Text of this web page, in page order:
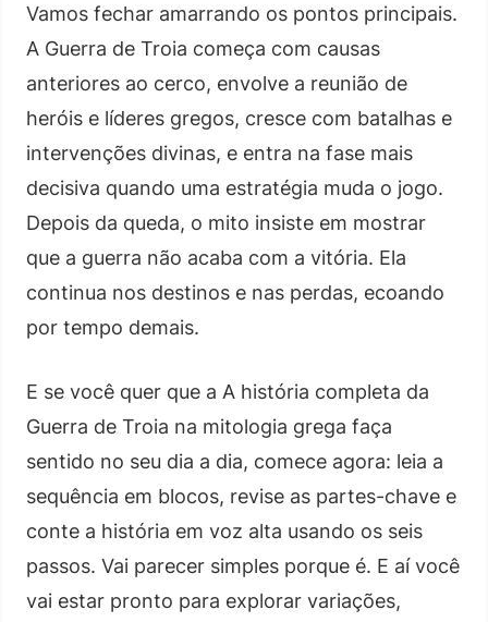
Vamos fechar amarrando os pontos principais.
A Guerra de Troia começa com causas
anteriores ao cerco, envolve a reunião de
heróis e líderes gregos, cresce com batalhas e
intervenções divinas, e entra na fase mais
decisiva quando uma estratégia muda o jogo.
Depois da queda, o mito insiste em mostrar
que a guerra não acaba com a vitória. Ela
continua nos destinos e nas perdas, ecoando
por tempo demais.
E se você quer que a A história completa da
Guerra de Troia na mitologia grega faça
sentido no seu dia a dia, comece agora: leia a
sequência em blocos, revise as partes-chave e
conte a história em voz alta usando os seis
passos. Vai parecer simples porque é. E aí você
vai estar pronto para explorar variações,